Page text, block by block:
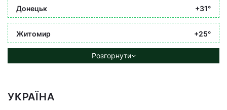
Донецьк +31°
Житомир +25°
Розгорнути
УКРАЇНА